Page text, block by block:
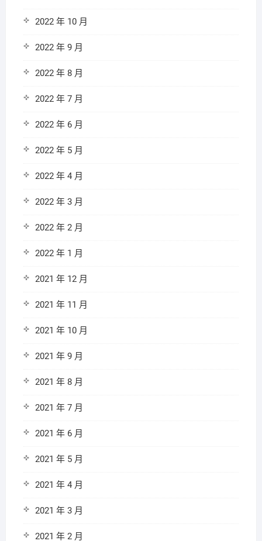
2022 年 10 月
2022 年 9 月
2022 年 8 月
2022 年 7 月
2022 年 6 月
2022 年 5 月
2022 年 4 月
2022 年 3 月
2022 年 2 月
2022 年 1 月
2021 年 12 月
2021 年 11 月
2021 年 10 月
2021 年 9 月
2021 年 8 月
2021 年 7 月
2021 年 6 月
2021 年 5 月
2021 年 4 月
2021 年 3 月
2021 年 2 月